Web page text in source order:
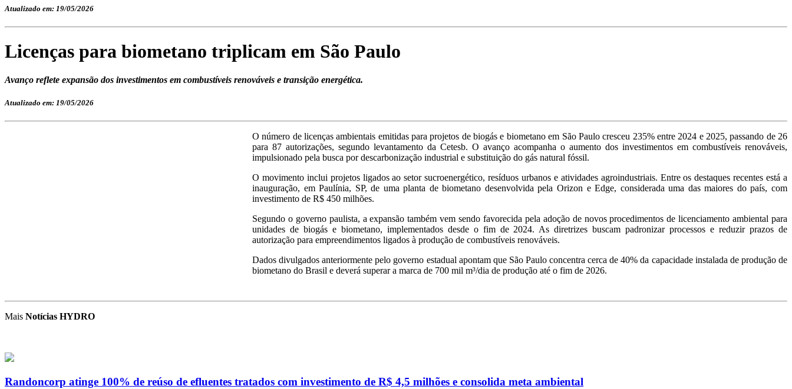
Atualizado em: 19/05/2026
Licenças para biometano triplicam em São Paulo
Avanço reflete expansão dos investimentos em combustíveis renováveis e transição energética.
Atualizado em: 19/05/2026
O número de licenças ambientais emitidas para projetos de biogás e biometano em São Paulo cresceu 235% entre 2024 e 2025, passando de 26
para 87 autorizações, segundo levantamento da Cetesb. O avanço acompanha o aumento dos investimentos em combustíveis renováveis,
impulsionado pela busca por descarbonização industrial e substituição do gás natural fóssil.
O movimento inclui projetos ligados ao setor sucroenergético, resíduos urbanos e atividades agroindustriais. Entre os destaques recentes está a
inauguração, em Paulínia, SP, de uma planta de biometano desenvolvida pela Orizon e Edge, considerada uma das maiores do país, com
investimento de R$ 450 milhões.
Segundo o governo paulista, a expansão também vem sendo favorecida pela adoção de novos procedimentos de licenciamento ambiental para
unidades de biogás e biometano, implementados desde o fim de 2024. As diretrizes buscam padronizar processos e reduzir prazos de
autorização para empreendimentos ligados à produção de combustíveis renováveis.
Dados divulgados anteriormente pelo governo estadual apontam que São Paulo concentra cerca de 40% da capacidade instalada de produção de
biometano do Brasil e deverá superar a marca de 700 mil m³/dia de produção até o fim de 2026.
Mais Notícias HYDRO
Randoncorp atinge 100% de reúso de efluentes tratados com investimento de R$ 4,5 milhões e consolida meta ambiental